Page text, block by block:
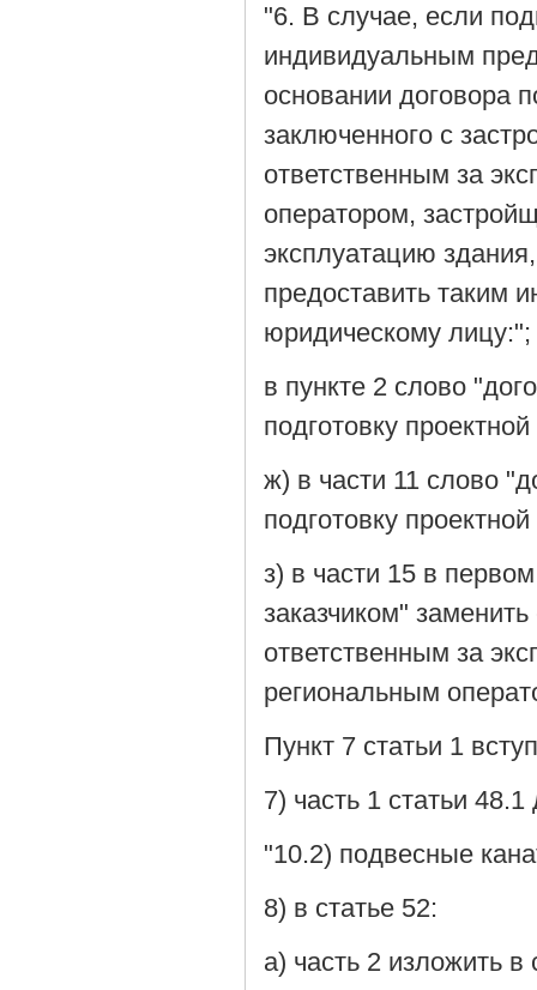
"6. В случае, если
индивидуальным
основании договора
заключенного с
ответственным за
оператором,
эксплуатацию
предоставить таким
юридическому лицу:";
в пункте 2 слово
подготовку
ж) в части 11 слово
подготовку
з) в части 15 в
заказчиком"
ответственным за
региональным
Пункт 7 статьи 1
7) часть 1 статьи
"10.2) подвесные
8) в статье 52:
а) часть 2 изложить